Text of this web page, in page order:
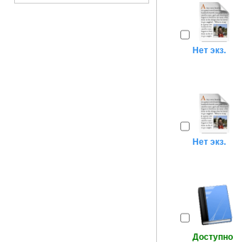
Нет экз.
Нет экз.
Доступно